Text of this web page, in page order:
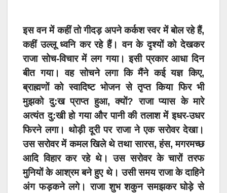
इस वन में कहीं तो गीदड़ अपने कर्कश स्वर में बोल रहे हैं,
कहीं उल्लू ध्वनि कर रहे हैं। वन के दृश्यों को देखकर
राजा सोच-विचार में लग गया। इसी प्रकार आधा दिन
बीत गया। वह सोचने लगा कि मैंने कई यज्ञ किए,
ब्राह्मणों को स्वादिष्ट भोजन से तृप्त किया फिर भी
मुझको दु:ख प्राप्त हुआ, क्यों? राजा प्यास के मारे
अत्यंत दु:खी हो गया और पानी की तलाश में इधर-उधर
फिरने लगा। थोड़ी दूरी पर राजा ने एक सरोवर देखा।
उस सरोवर में कमल खिले थे तथा सारस, हंस, मगरमच्छ
आदि विहार कर रहे थे। उस सरोवर के चारों तरफ
मुनियों के आश्रम बने हुए थे। उसी समय राजा के दाहिने
अंग फड़कने लगे। राजा शुभ शकुन समझकर घोड़े से